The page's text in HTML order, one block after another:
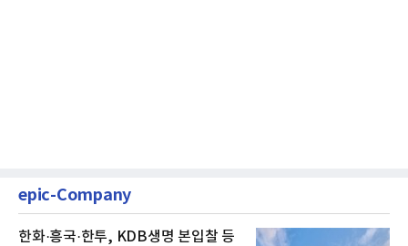
epic-Company
한화·흥국·한투, KDB생명 본입찰 등